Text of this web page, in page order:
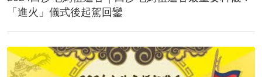
「進火」儀式後起駕回鑾